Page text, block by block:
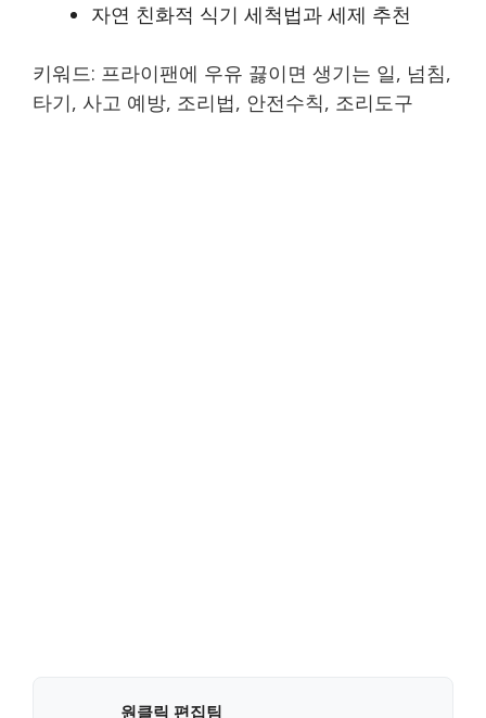
자연 친화적 식기 세척법과 세제 추천
키워드: 프라이팬에 우유 끓이면 생기는 일, 넘침,
타기, 사고 예방, 조리법, 안전수칙, 조리도구
원클릭 편집팀